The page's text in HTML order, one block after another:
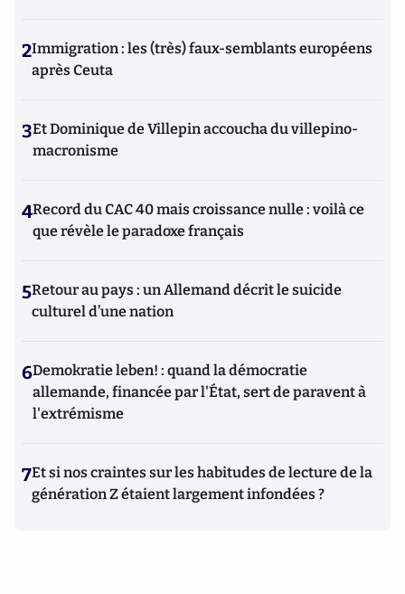
2Immigration : les (très) faux-semblants européens
après Ceuta
3Et Dominique de Villepin accoucha du villepino-
macronisme
4Record du CAC 40 mais croissance nulle : voilà ce
que révèle le paradoxe français
5Retour au pays : un Allemand décrit le suicide
culturel d’une nation
6Demokratie leben! : quand la démocratie
allemande, financée par l'État, sert de paravent à
l'extrémisme
7Et si nos craintes sur les habitudes de lecture de la
génération Z étaient largement infondées ?